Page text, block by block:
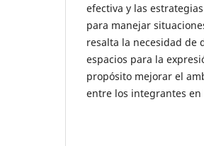
efectiva y las
para manejar
resalta la necesidad de
espacios para la
propósito mejorar el
entre los integrantes en